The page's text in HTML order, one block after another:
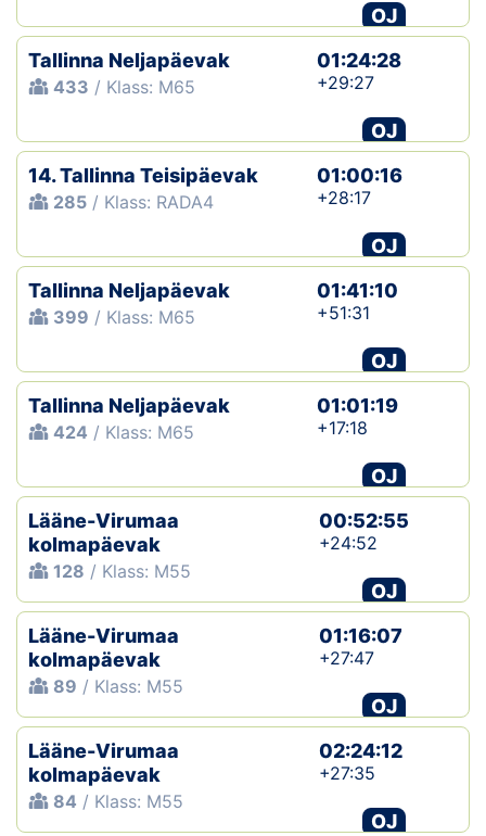
Tulemused
Dokumendid
Klubid
Suletud maastikud
Ajalugu
OJ
Tallinna Neljapäevak
433 / Klass: M65
01:24:28
+29:27
OJ
14. Tallinna Teisipäevak
285 / Klass: RADA4
01:00:16
+28:17
OJ
Tallinna Neljapäevak
399 / Klass: M65
01:41:10
+51:31
OJ
Tallinna Neljapäevak
424 / Klass: M65
01:01:19
+17:18
OJ
Lääne-Virumaa
kolmapäevak
128 / Klass: M55
00:52:55
+24:52
OJ
Lääne-Virumaa
kolmapäevak
89 / Klass: M55
01:16:07
+27:47
OJ
Lääne-Virumaa
kolmapäevak
84 / Klass: M55
02:24:12
+27:35
OJ